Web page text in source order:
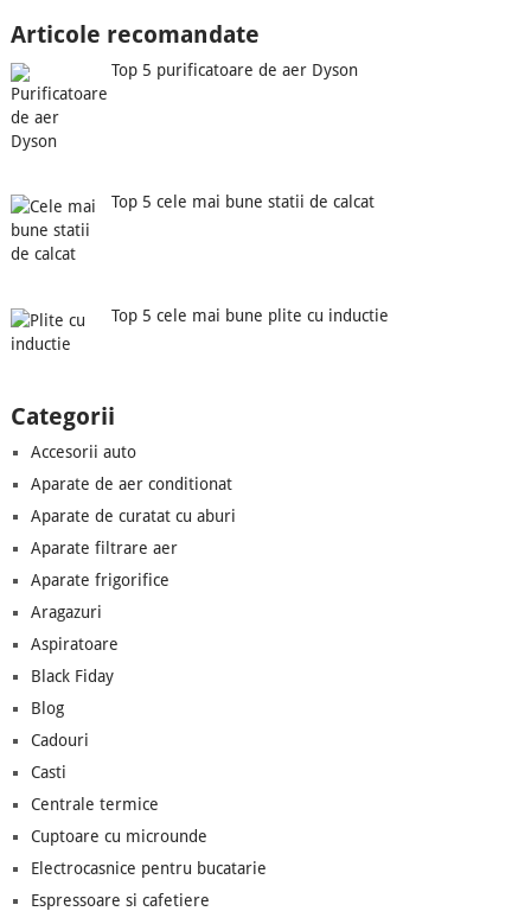
Articole recomandate
Top 5 purificatoare de aer Dyson
Top 5 cele mai bune statii de calcat
Top 5 cele mai bune plite cu inductie
Categorii
Accesorii auto
Aparate de aer conditionat
Aparate de curatat cu aburi
Aparate filtrare aer
Aparate frigorifice
Aragazuri
Aspiratoare
Black Fiday
Blog
Cadouri
Casti
Centrale termice
Cuptoare cu microunde
Electrocasnice pentru bucatarie
Espressoare si cafetiere